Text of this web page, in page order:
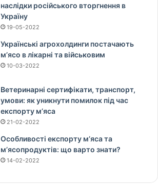
наслідки російського вторгнення в
Україну
19-05-2022
Українські агрохолдинги постачають
м’ясо в лікарні та військовим
10-03-2022
Ветеринарні сертифікати, транспорт,
умови: як уникнути помилок під час
експорту м’яса
21-02-2022
Особливості експорту м’яса та
м’ясопродуктів: що варто знати?
14-02-2022